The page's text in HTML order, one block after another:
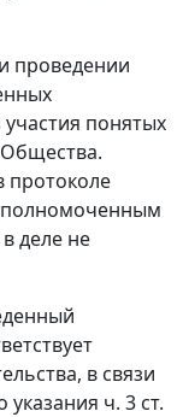
проведении
понятых
протоколе
деле не
в связи
указания ч. 3 ст.